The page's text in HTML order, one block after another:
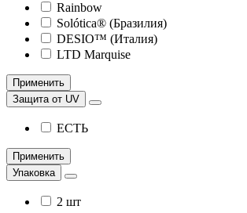
Rainbow
Solótica® (Бразилия)
DESIO™ (Италия)
LTD Marquise
Применить
Защита от UV
ЕСТЬ
Применить
Упаковка
2 шт